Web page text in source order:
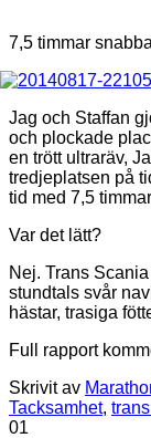
7,5 timmar
Jag och Staffan
och plockade
en trött ultraräv,
tredjeplatsen på
tid med 7,5
Var det lätt?
Nej. Trans
stundtals svår
hästar, trasiga
Full rapport
Skrivit av
Tacksamhet,
01